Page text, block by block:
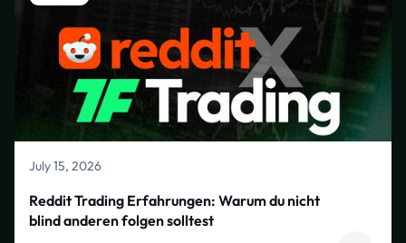
July 15, 2026
Reddit Trading Erfahrungen: Warum du nicht
blind anderen folgen solltest